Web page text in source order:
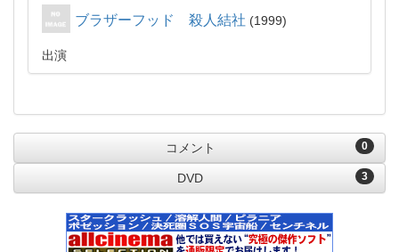
ブラザーフッド 殺人結社 1999
出演
0
コメント
3
DVD